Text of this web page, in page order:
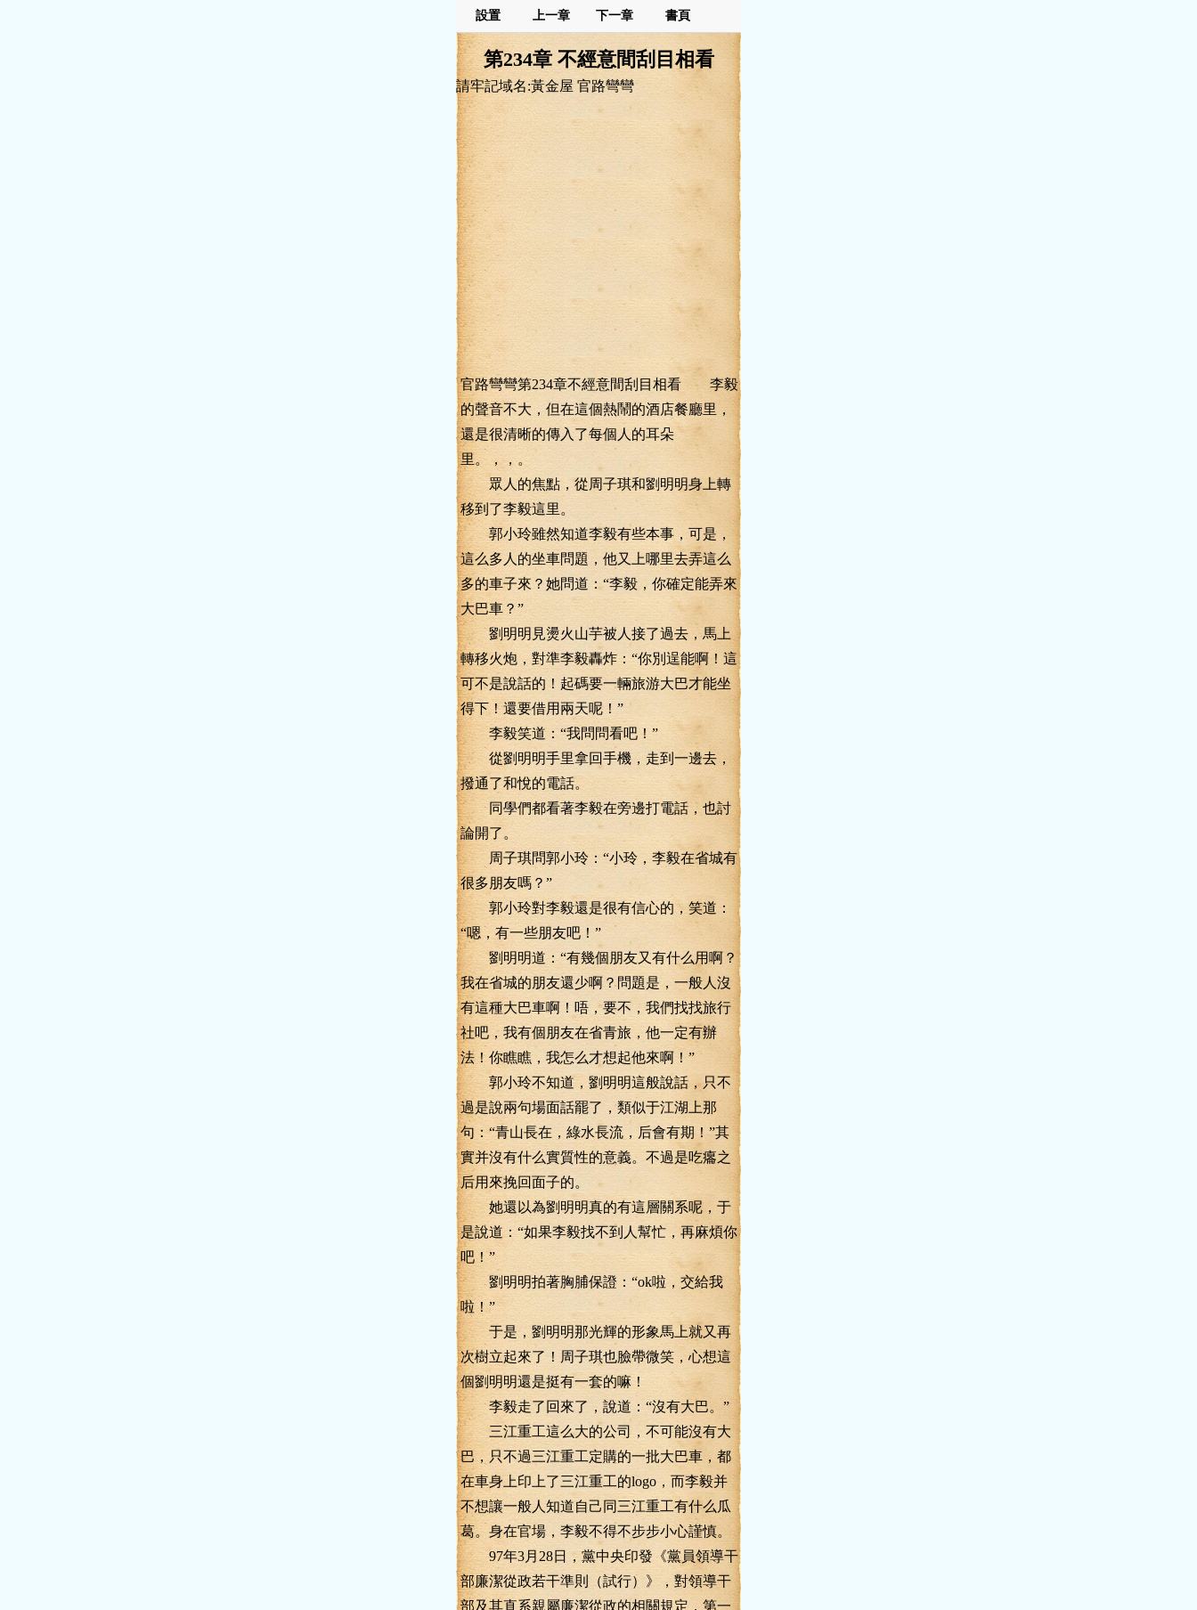
設置 上一章 下一章 書頁
第234章 不經意間刮目相看
請牢記域名:黃金屋 官路彎彎
官路彎彎第234章不經意間刮目相看 李毅
的聲音不大，但在這個熱鬧的酒店餐廳里，
還是很清晰的傳入了每個人的耳朵
里。，，。
眾人的焦點，從周子琪和劉明明身上轉
移到了李毅這里。
郭小玲雖然知道李毅有些本事，可是，
這么多人的坐車問題，他又上哪里去弄這么
多的車子來？她問道：“李毅，你確定能弄來
大巴車？”
劉明明見燙火山芋被人接了過去，馬上
轉移火炮，對準李毅轟炸：“你別逞能啊！這
可不是說話的！起碼要一輛旅游大巴才能坐
得下！還要借用兩天呢！”
李毅笑道：“我問問看吧！”
從劉明明手里拿回手機，走到一邊去，
撥通了和悅的電話。
同學們都看著李毅在旁邊打電話，也討
論開了。
周子琪問郭小玲：“小玲，李毅在省城有
很多朋友嗎？”
郭小玲對李毅還是很有信心的，笑道：
“嗯，有一些朋友吧！”
劉明明道：“有幾個朋友又有什么用啊？
我在省城的朋友還少啊？問題是，一般人沒
有這種大巴車啊！唔，要不，我們找找旅行
社吧，我有個朋友在省青旅，他一定有辦
法！你瞧瞧，我怎么才想起他來啊！”
郭小玲不知道，劉明明這般說話，只不
過是說兩句場面話罷了，類似于江湖上那
句：“青山長在，綠水長流，后會有期！”其
實并沒有什么實質性的意義。不過是吃癟之
后用來挽回面子的。
她還以為劉明明真的有這層關系呢，于
是說道：“如果李毅找不到人幫忙，再麻煩你
吧！”
劉明明拍著胸脯保證：“ok啦，交給我
啦！”
于是，劉明明那光輝的形象馬上就又再
次樹立起來了！周子琪也臉帶微笑，心想這
個劉明明還是挺有一套的嘛！
李毅走了回來了，說道：“沒有大巴。”
三江重工這么大的公司，不可能沒有大
巴，只不過三江重工定購的一批大巴車，都
在車身上印上了三江重工的logo，而李毅并
不想讓一般人知道自己同三江重工有什么瓜
葛。身在官場，李毅不得不步步小心謹慎。
97年3月28日，黨中央印發《黨員領導干
部廉潔從政若干準則（試行）》，對領導干
部及其直系親屬廉潔從政的相關規定，第一